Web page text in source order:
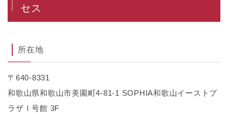
セス
所在地
〒640-8331
和歌山県和歌山市美園町4-81-1 SOPHIA和歌山イーストプ
ラザⅠ号館 3F